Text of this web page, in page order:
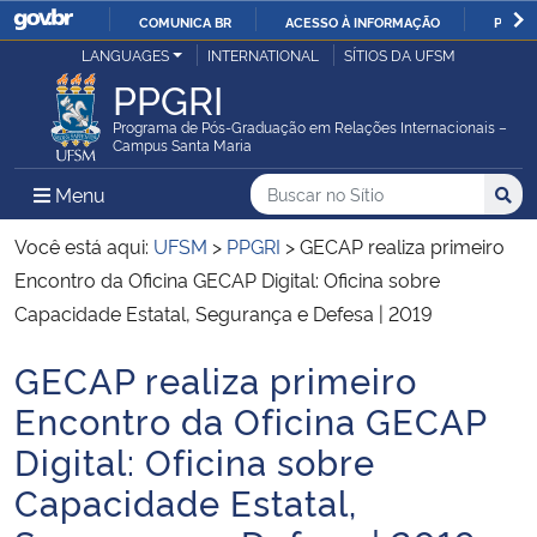
IR
O
COMUNICA BR ACESSO À INFORMAÇÃO
Ministério da Justiça e Segurança Pública
Ministério da Defesa
Ministério das Relações Exteriores
Ministério da Economia
Ministério da Infraestrutura
Ministério da Agricultura, Pecuária e Abastecimento
Ministério da Educação
LANGUAGES INTERNATIONAL SÍTIOS DA UFSM
PPGRI
Programa de Pós-Graduação em Relações Internacionais –
Campus Santa Maria
Menu Menu Principal do Sítio
Busca
Buscar no no Sítio
Busca:
Você está aqui: UFSM > PPGRI >GECAP realiza primeiro
Encontro da Oficina GECAP Digital: Oficina sobre
Capacidade Estatal, Segurança e Defesa | 2019
Início do conteúdo
GECAP realiza primeiro
Encontro da Oficina GECAP
Digital: Oficina sobre
Capacidade Estatal,